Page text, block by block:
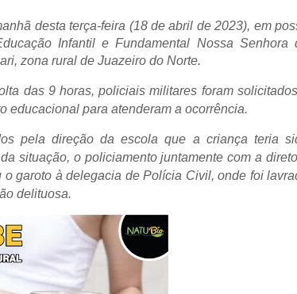
desta terça-feira (18 de abril de 2023), em
Infantil e Fundamental Nossa Senhora
zona rural de Juazeiro do Norte.
das 9 horas, policiais militares foram
educacional para atenderam a ocorrência.
pela direção da escola que a criança teria
situação, o policiamento juntamente com a
garoto à delegacia de Polícia Civil, onde foi
delituosa.